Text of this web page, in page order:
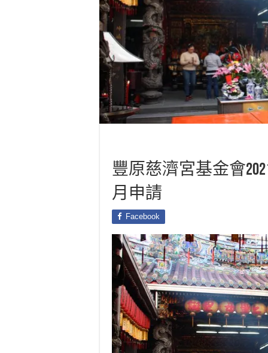
豐原慈濟宮基金會
月申請
Facebook